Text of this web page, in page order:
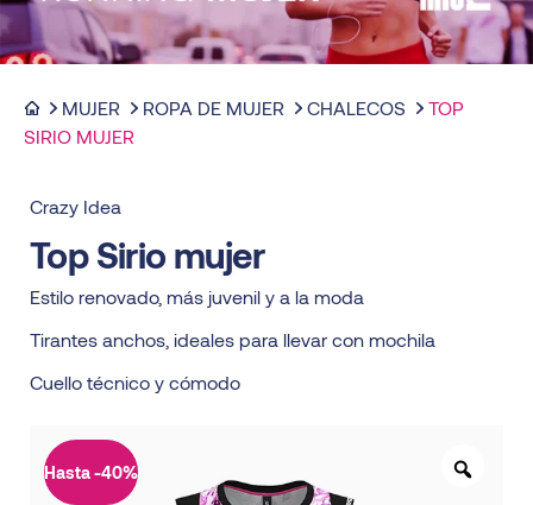
MUJER ROPA DE MUJER CHALECOS
TOP
SIRIO MUJER
Crazy Idea
Top Sirio mujer
Estilo renovado, más juvenil y a la moda
Tirantes anchos, ideales para llevar con mochila
Cuello técnico y cómodo
Hasta -40%